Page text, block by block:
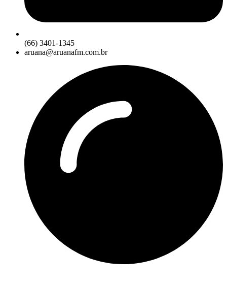
(66) 3401-1345
aruana@aruanafm.com.br